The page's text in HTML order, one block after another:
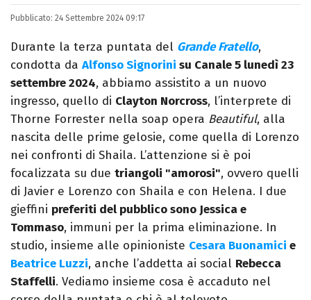
Laureata in Linguaggi dei Media, mi dedico
Ho lavorato come web content editor
freelance per diverse testate.
Pubblicato: 24 Settembre 2024 09:17
Durante la terza puntata del Grande Fratello,
condotta da Alfonso Signorini su Canale 5 lunedì 23
settembre 2024, abbiamo assistito a un nuovo
ingresso, quello di Clayton Norcross, l’interprete di
Thorne Forrester nella soap opera Beautiful, alla
nascita delle prime gelosie, come quella di Lorenzo
nei confronti di Shaila. L’attenzione si è poi
focalizzata su due triangoli "amorosi", ovvero quelli
di Javier e Lorenzo con Shaila e con Helena. I due
gieffini preferiti del pubblico sono Jessica e
Tommaso, immuni per la prima eliminazione. In
studio, insieme alle opinioniste Cesara Buonamici e
Beatrice Luzzi, anche l’addetta ai social Rebecca
Staffelli. Vediamo insieme cosa è accaduto nel